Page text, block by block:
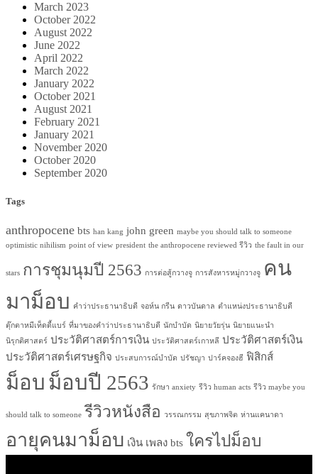
March 2023
October 2022
August 2022
June 2022
April 2022
March 2022
January 2022
October 2021
August 2021
February 2021
January 2021
November 2020
October 2020
September 2020
Tags
anthropocene bts han kang john green maybe you should talk to someone
optimistic nihilism point of view president the anthropocene reviewed รีวิว the fault in our
stars การชุมนุมปี 2563 การต่อสู้กวางจู การสังหารหมู่กวางจู คน
มาม็อบ
คำว่าประธานาธิบดี จอห์น กรีน ดาวบันดาล ตำแหน่งประธานาธิบดี
ตุ๊กตาหมีเท็ดดี้แบร์ ที่มาของคำว่าประธานาธิบดี นักบำบัด นิยายวัยรุ่น นิยายแนะนำ
นิรุกติศาสตร์ ประวัติศาสตร์การเงิน ประวัติศาสตร์เกาหลี ประวัติศาสตร์เงิน
ประวัติศาสตร์เศรษฐกิจ ประสบการณ์บำบัด ปรัชญา ปาร์คจองฮี ฟิสิกส์
ม็อบ ม็อบปี 2563 รักษา anxiety รีวิว human acts รีวิว maybe you
should talk to someone รีวิวหนังสือ วรรณกรรม สุขภาพจิต ห่านแคนาดา
อายุคนมาม็อบ เงิน เพลง bts ใครไปม็อบ